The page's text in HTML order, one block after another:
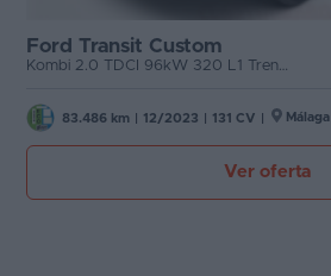
Ford Transit Custom
Kombi 2.0 TDCI 96kW 320 L1 Trend MHEV
83.486 km 12/2023 131 CV Málaga
Ver oferta